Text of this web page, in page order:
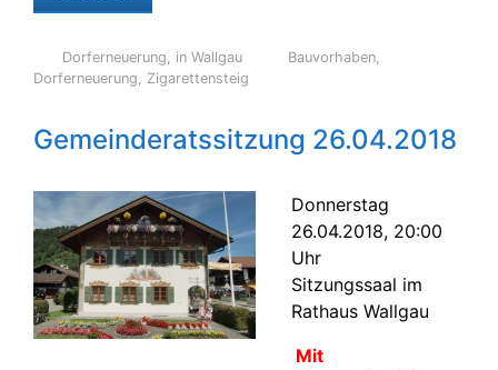
Dorferneuerung, in Wallgau Bauvorhaben,
Dorferneuerung, Zigarettensteig
Gemeinderatssitzung 26.04.2018
Donnerstag
26.04.2018, 20:00
Uhr
Sitzungssaal im
Rathaus Wallgau
Mit